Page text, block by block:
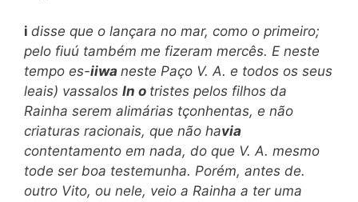
i disse que o lançara no mar, como o primeiro;
pelo fiuú também me fizeram mercês. E neste
tempo es-iiwa neste Paço V. A. e todos os seus
leais) vassalos In o tristes pelos filhos da
Rainha serem alimárias tçonhentas, e não
criaturas racionais, que não havia
contentamento em nada, do que V. A. mesmo
tode ser boa testemunha. Porém, antes de.
outro Vito, ou nele, veio a Rainha a ter uma